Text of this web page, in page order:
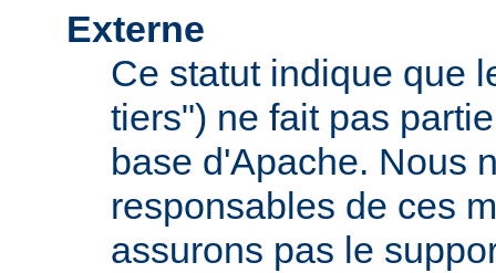
Externe
Ce statut indique que
tiers") ne fait pas
base d'Apache. Nous
responsables de ces
assurons pas le